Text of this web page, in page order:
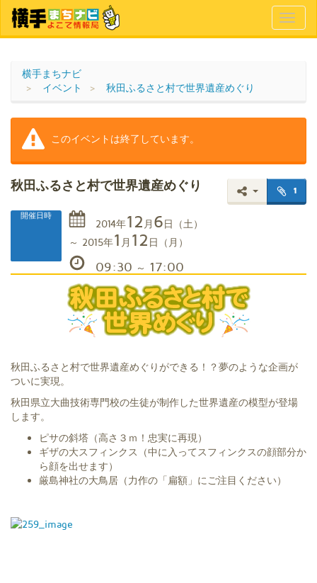
横手まちナビ
イベント
秋田ふるさと村で世界遺産めぐり
このイベントは終了しています。
1
秋田ふるさと村で世界遺産めぐり
開催日時
2014年12 月 6日
（土）
～ 2015年1 月 12 日 （月）
09:30 ～ 17:00
秋田ふるさと村で世界遺産めぐりができる！？夢のような企画が
ついに実現。
秋田県立大曲技術専門校の生徒が制作した世界遺産の模型が登場
します。
ピサの斜塔（高さ３ｍ！忠実に再現）
ギザの大スフィンクス（中に入ってスフィンクスの顔部分か
ら顔を出せます）
厳島神社の大鳥居（力作の「扁額」にご注目ください）